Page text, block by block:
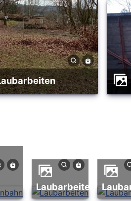
Laubarbeiten
Laubarbeiten